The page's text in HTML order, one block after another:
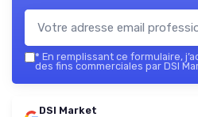
* En remplissant ce formulaire,
des fins commerciales par DSI
DSI Market